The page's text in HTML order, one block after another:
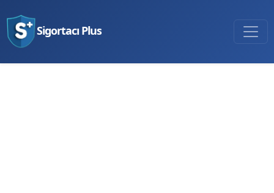
Sigortacı Plus